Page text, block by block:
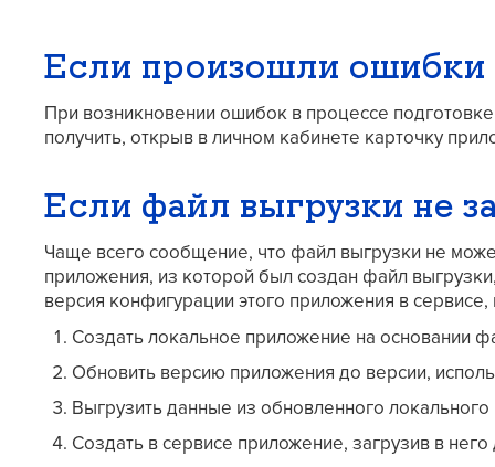
Если произошли ошибки
При возникновении ошибок в процессе
получить, открыв в личном кабинете карточку
Если файл выгрузки не
Чаще всего сообщение, что файл выгрузки не
приложения, из которой был создан файл
версия конфигурации этого приложения в
Создать локальное приложение на основании
Обновить версию приложения до версии,
Выгрузить данные из обновленного
Создать в сервисе приложение, загрузив в